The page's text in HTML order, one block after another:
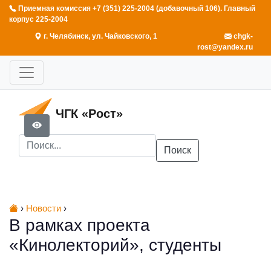
Приемная комиссия +7 (351) 225-2004 (добавочный 106). Главный
корпус 225-2004
г. Челябинск, ул. Чайковского, 1
chgk-
rost@yandex.ru
ЧГК «Рост»
Поиск
› Новости ›
В рамках проекта
«Кинолекторий», студенты